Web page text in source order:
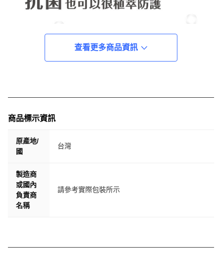
查看更多商品資訊
商品標示資訊
原產地/
國
台灣
製造商
或國內
負責商
名稱
請參考實際包裝所示